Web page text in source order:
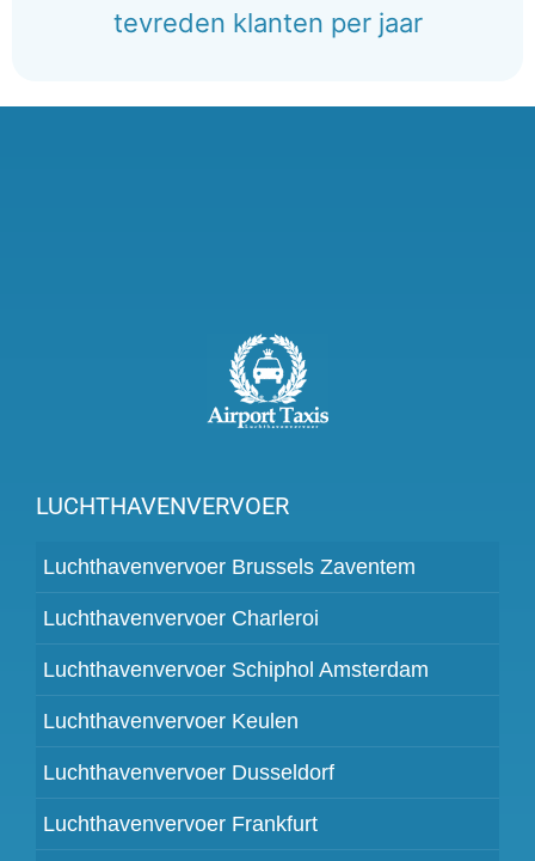
tevreden klanten per jaar
LUCHTHAVENVERVOER
Luchthavenvervoer Brussels Zaventem
Luchthavenvervoer Charleroi
Luchthavenvervoer Schiphol Amsterdam
Luchthavenvervoer Keulen
Luchthavenvervoer Dusseldorf
Luchthavenvervoer Frankfurt